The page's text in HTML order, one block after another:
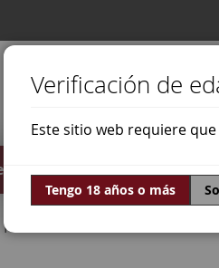
Ofertas
Pinot Meunier
Verificación de
Este sitio web requiere
Tengo 18 años o más